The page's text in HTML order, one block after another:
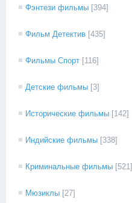
Фэнтези фильмы [394]
Фильм Детектив [435]
Фильмы Спорт [116]
Детские фильмы [3]
Исторические фильмы [142]
Индийские фильмы [338]
Криминальные фильмы [521]
Мюзиклы [27]